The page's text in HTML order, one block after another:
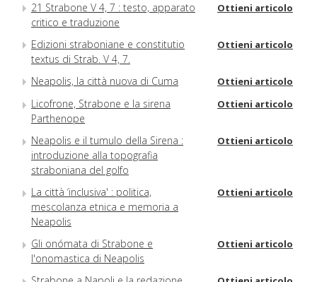
21 Strabone V 4, 7 : testo, apparato
critico e traduzione
Ottieni articolo
Edizioni straboniane e constitutio
textus di Strab. V 4, 7.
Ottieni articolo
Neapolis, la città nuova di Cuma Ottieni articolo
Licofrone, Strabone e la sirena
Parthenope
Ottieni articolo
Neapolis e il tumulo della Sirena :
introduzione alla topografia
straboniana del golfo
Ottieni articolo
La città ‘inclusiva' : politica,
mescolanza etnica e memoria a
Neapolis
Ottieni articolo
Gli onómata di Strabone e
l'onomastica di Neapolis
Ottieni articolo